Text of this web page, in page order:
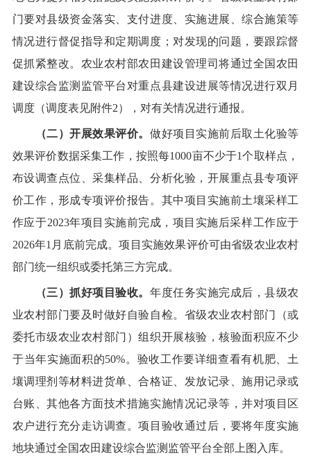
门要对县级资金落实、支付进度、实施进展、综合施策等
情况进行督促指导和定期调度；对发现的问题，要跟踪督
促抓紧整改。农业农村部农田建设管理司将通过全国农田
建设综合监测监管平台对重点县建设进展等情况进行双月
调度（调度表见附件2），对有关情况进行通报。
（二）开展效果评价。 做好项目实施前后取土化验等
效果评价数据采集工作，按照每1000亩不少于1个取样点，
布设调查点位、采集样品、分析化验，开展重点县专项评
价工作，形成专项评价报告。其中项目实施前土壤采样工
作应于2023年项目实施前完成，项目实施后采样工作应于
2026年1 月底前完成。项目实施效果评价可由省级农业农村
部门统一组织或委托第三方完成。
（三）抓好项目验收。 年度任务实施完成后，县级农
业农村部门要及时做好自验自检。省级农业农村部门（或
委托市级农业农村部门）组织开展核验，核验面积应不少
于当年实施面积的50%。验收工作要详细查看有机肥、土
壤调理剂等材料进货单、合格证、发放记录、施用记录或
台账
、其他各方面技术措施实施情况记录等，并对项目区
农户进行充分走访调查。项目验收通过后，要将年度实施
地块通过全国农田建设综合监测监管平台全部上图入库。